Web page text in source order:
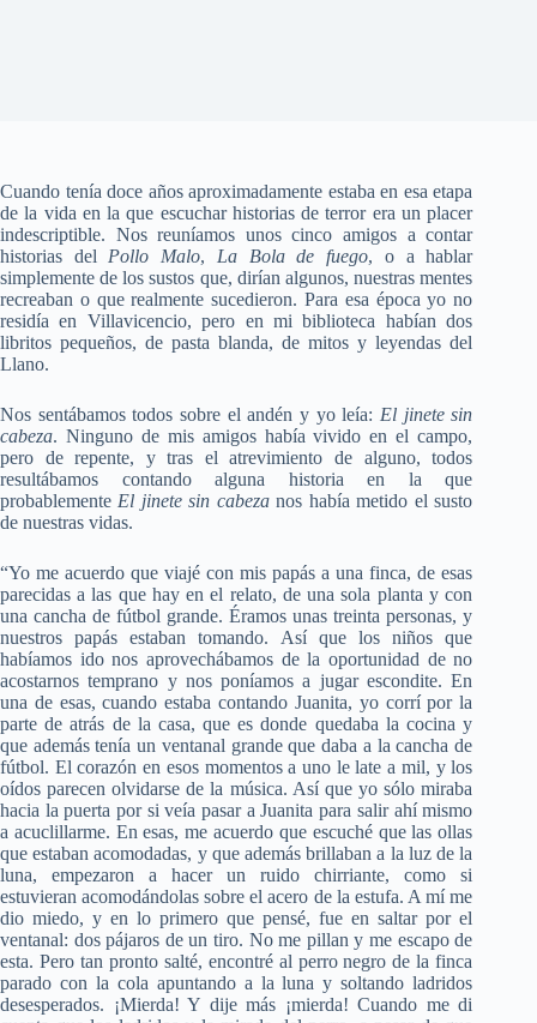
Cuando tenía doce años aproximadamente estaba en esa etapa
de la vida en la que escuchar historias de terror era un placer
indescriptible. Nos reuníamos unos cinco amigos a contar
historias del Pollo Malo, La Bola de fuego, o a hablar
simplemente de los sustos que, dirían algunos, nuestras mentes
recreaban o que realmente sucedieron. Para esa época yo no
residía en Villavicencio, pero en mi biblioteca habían dos
libritos pequeños, de pasta blanda, de mitos y leyendas del
Llano.
Nos sentábamos todos sobre el andén y yo leía: El jinete sin
cabeza. Ninguno de mis amigos había vivido en el campo,
pero de repente, y tras el atrevimiento de alguno, todos
resultábamos contando alguna historia en la que
probablemente El jinete sin cabezanos había metido el susto
de nuestras vidas.
“Yo me acuerdo que viajé con mis papás a una finca, de esas
parecidas a las que hay en el relato, de una sola planta y con
una cancha de fútbol grande. Éramos unas treinta personas, y
nuestros papás estaban tomando. Así que los niños que
habíamos ido nos aprovechábamos de la oportunidad de no
acostarnos temprano y nos poníamos a jugar escondite. En
una de esas, cuando estaba contando Juanita, yo corrí por la
parte de atrás de la casa, que es donde quedaba la cocina y
que además tenía un ventanal grande que daba a la cancha de
fútbol. El corazón en esos momentos a uno le late a mil, y los
oídos parecen olvidarse de la música. Así que yo sólo miraba
hacia la puerta por si veía pasar a Juanita para salir ahí mismo
a acuclillarme. En esas, me acuerdo que escuché que las ollas
que estaban acomodadas, y que además brillaban a la luz de la
luna, empezaron a hacer un ruido chirriante, como si
estuvieran acomodándolas sobre el acero de la estufa. A mí me
dio miedo, y en lo primero que pensé, fue en saltar por el
ventanal: dos pájaros de un tiro. No me pillan y me escapo de
esta. Pero tan pronto salté, encontré al perro negro de la finca
parado con la cola apuntando a la luna y soltando ladridos
desesperados. ¡Mierda! Y dije más ¡mierda! Cuando me di